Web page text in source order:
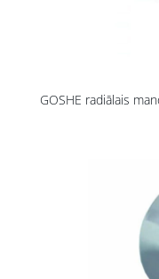
GOSHE radiālais